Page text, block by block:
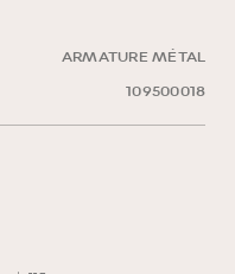
ARMATURE MÉTAL
109500018